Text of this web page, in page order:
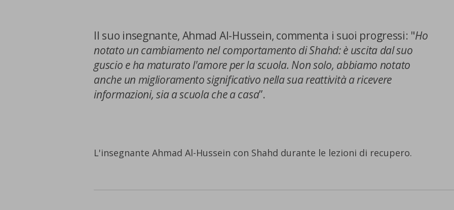
consultare la nostra cookies policy.
Cookie di marketing
Cookie di terze parti
Il suo insegnante, Ahmad Al-Hussein, commenta i suoi progressi: "Ho
notato un cambiamento nel comportamento di Shahd: è uscita dal suo
guscio e ha maturato l'amore per la scuola. Non solo, abbiamo notato
anche un miglioramento significativo nella sua reattività a ricevere
informazioni, sia a scuola che a casa”.
L'insegnante Ahmad Al-Hussein con Shahd durante le lezioni di recupero.